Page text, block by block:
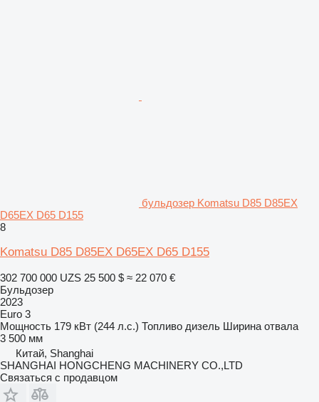
бульдозер Komatsu D85 D85EX
D65EX D65 D155
8
Komatsu D85 D85EX D65EX D65 D155
302 700 000 UZS 25 500 $ ≈ 22 070 €
Бульдозер
2023
Euro 3
Мощность 179 кВт (244 л.с.) Топливо дизель Ширина отвала
3 500 мм
Китай, Shanghai
SHANGHAI HONGCHENG MACHINERY CO.,LTD
Связаться с продавцом